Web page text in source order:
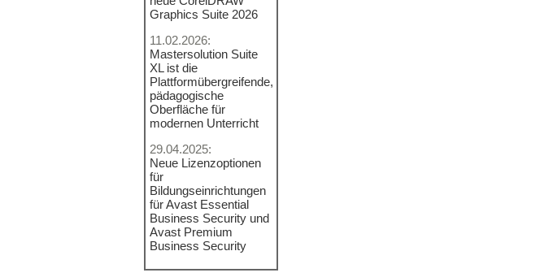
Graphics Suite 2026
11.02.2026:
Mastersolution Suite
XL ist die
Plattformübergreifende,
pädagogische
Oberfläche für
modernen Unterricht
29.04.2025:
Neue Lizenzoptionen
für
Bildungseinrichtungen
für Avast Essential
Business Security und
Avast Premium
Business Security